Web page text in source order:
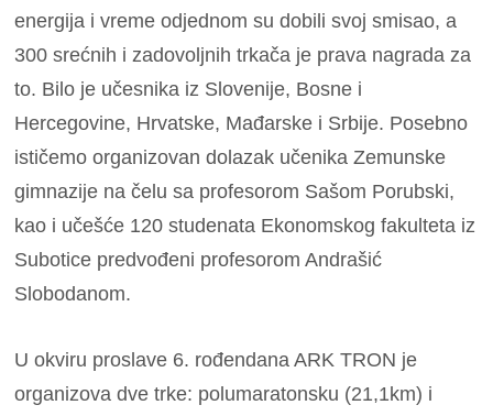
energija i vreme odjednom su dobili svoj smisao, a
300 srećnih i zadovoljnih trkača je prava nagrada za
to. Bilo je učesnika iz Slovenije, Bosne i
Hercegovine, Hrvatske, Mađarske i Srbije. Posebno
ističemo organizovan dolazak učenika Zemunske
gimnazije na čelu sa profesorom Sašom Porubski,
kao i učešće 120 studenata Ekonomskog fakulteta iz
Subotice predvođeni profesorom Andrašić
Slobodanom.
U okviru proslave 6. rođendana ARK TRON je
organizova dve trke: polumaratonsku (21,1km) i